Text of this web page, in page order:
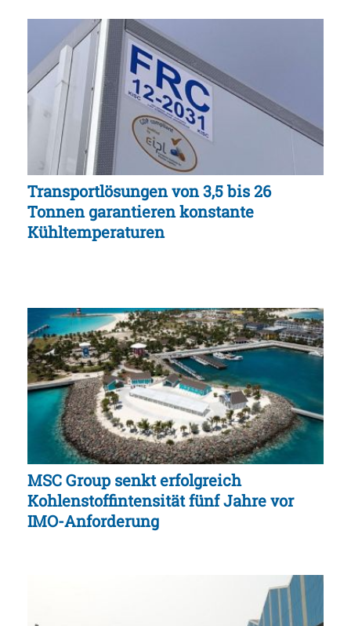
Transportlösungen von 3,5 bis 26
Tonnen garantieren konstante
Kühltemperaturen
MSC Group senkt erfolgreich
Kohlenstoffintensität fünf Jahre vor
IMO-Anforderung